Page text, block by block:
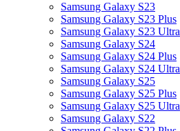
Samsung Galaxy S23
Samsung Galaxy S23 Plus
Samsung Galaxy S23 Ultra
Samsung Galaxy S24
Samsung Galaxy S24 Plus
Samsung Galaxy S24 Ultra
Samsung Galaxy S25
Samsung Galaxy S25 Plus
Samsung Galaxy S25 Ultra
Samsung Galaxy S22